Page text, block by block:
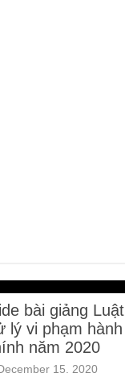
bài giảng Luật
lý vi phạm hành
năm 2020
15, 2020